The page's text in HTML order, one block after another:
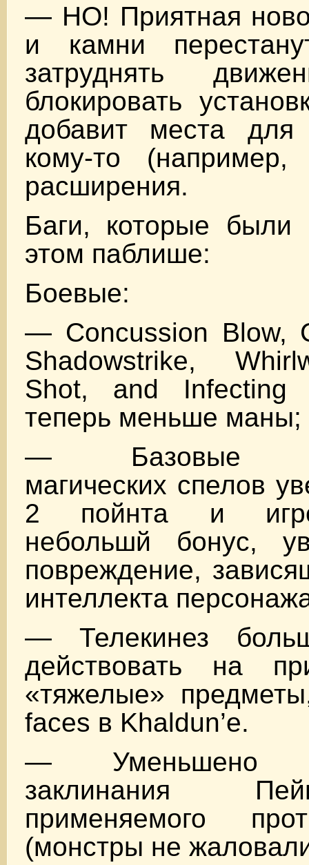
— НО! Приятная
и камни
затруднять
блокировать
добавит места для
кому-то
расширения.
Баги, которые
этом паблише:
Боевые:
— Concussion Blow,
Shadowstrike,
Shot, and Infecting
теперь меньше маны;
— Базовые
магических спелов
2 пойнта и
небольшй бонус,
повреждение,
интеллекта
— Телекинез
действовать на
«тяжелые»
faces в Khaldun’е.
— Уменьшено
заклинания
применяемого
(монстры не